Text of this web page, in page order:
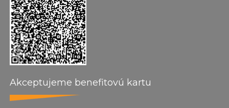
Akceptujeme benefitovú kartu